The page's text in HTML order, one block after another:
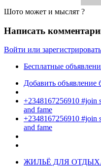
Шото может и мыслят ?
Написать
Войти или
Бесплатные
Добавить объявление
+2348167256910 #join
and fame
+2348167256910 #join
and fame
ЖИЛЬЁ ДЛЯ